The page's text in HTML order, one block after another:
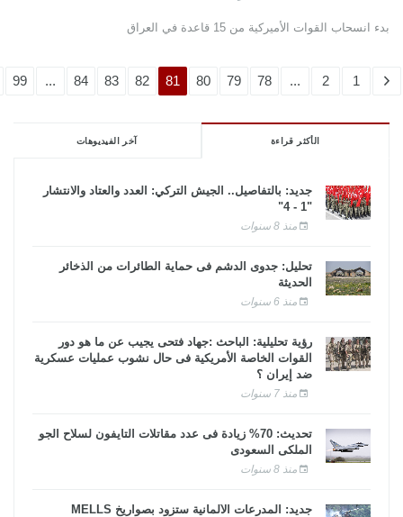
بدء انسحاب القوات الأميركية من 15 قاعدة في العراق
1
2
...
78
79
80
81
82
83
84
...
99
الأكثر قراءة آخر الفيديوهات
جديد: بالتفاصيل.. الجيش التركي: العدد والعتاد والانتشار
"1 - 4"
منذ 8 سنوات
تحليل: جدوى الدشم فى حماية الطائرات من الذخائر
الحديثة
منذ 6 سنوات
رؤية تحليلية: الباحث :جهاد فتحى يجيب عن ما هو دور
القوات الخاصة الأمريكية فى حال نشوب عمليات عسكرية
ضد إيران ؟
منذ 7 سنوات
تحديث: 70% زيادة فى عدد مقاتلات التايفون لسلاح الجو
الملكى السعودى
منذ 8 سنوات
جديد: المدرعات الألمانية ستزود بصواريخ MELLS